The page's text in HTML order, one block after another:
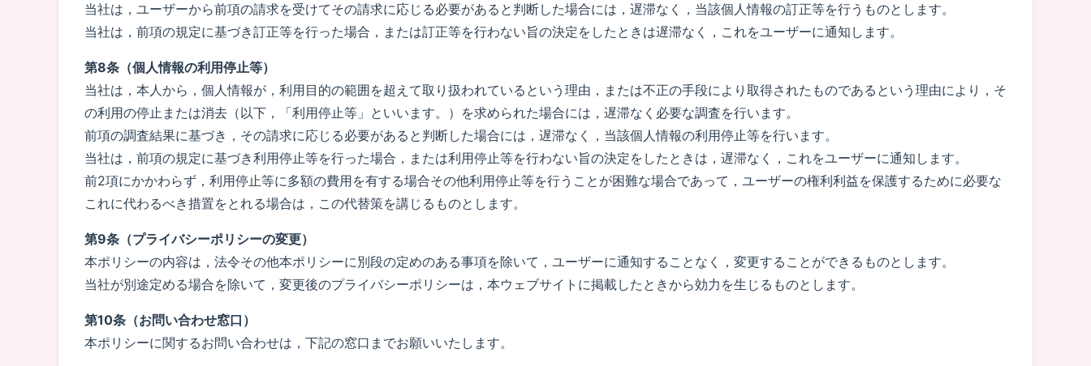
当社は，ユーザーから前項の請求を受けてその請求に応じる必要があると判断した場合には，遅滞なく，当該個人情報の訂正等を行うものとします。
当社は，前項の規定に基づき訂正等を行った場合，または訂正等を行わない旨の決定をしたときは遅滞なく，これをユーザーに通知します。
第8条（個人情報の利用停止等）
当社は，本人から，個人情報が，利用目的の範囲を超えて取り扱われているという理由，または不正の手段により取得されたものであるという理由により，そ
の利用の停止または消去（以下，「利用停止等」といいます。）を求められた場合には，遅滞なく必要な調査を行います。
前項の調査結果に基づき，その請求に応じる必要があると判断した場合には，遅滞なく，当該個人情報の利用停止等を行います。
当社は，前項の規定に基づき利用停止等を行った場合，または利用停止等を行わない旨の決定をしたときは，遅滞なく，これをユーザーに通知します。
前2項にかかわらず，利用停止等に多額の費用を有する場合その他利用停止等を行うことが困難な場合であって，ユーザーの権利利益を保護するために必要な
これに代わるべき措置をとれる場合は，この代替策を講じるものとします。
第9条（プライバシーポリシーの変更）
本ポリシーの内容は，法令その他本ポリシーに別段の定めのある事項を除いて，ユーザーに通知することなく，変更することができるものとします。
当社が別途定める場合を除いて，変更後のプライバシーポリシーは，本ウェブサイトに掲載したときから効力を生じるものとします。
第10条（お問い合わせ窓口）
本ポリシーに関するお問い合わせは，下記の窓口までお願いいたします。